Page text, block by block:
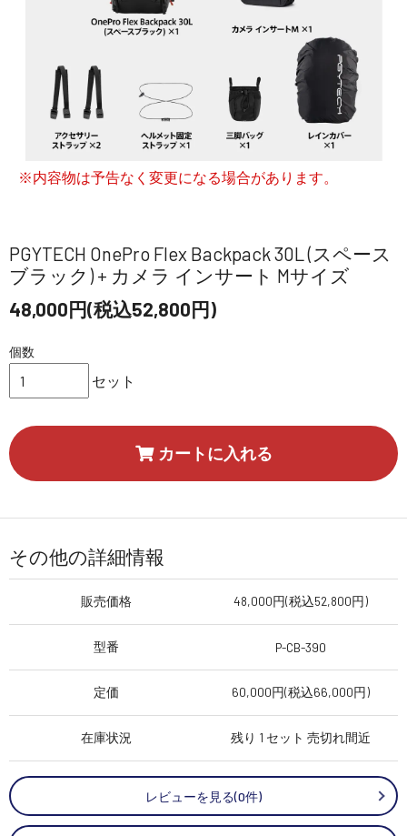
※内容物は予告なく変更になる場合があります。
PGYTECH OnePro Flex Backpack 30L (スペース
ブラック) + カメラ インサート Mサイズ
48,000円(税込52,800円)
個数
セット
カートに入れる
その他の詳細情報
販売価格 48,000円(税込52,800円)
型番 P-CB-390
定価 60,000円(税込66,000円)
在庫状況 残り 1 セット 売切れ間近
レビューを見る(0件)